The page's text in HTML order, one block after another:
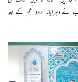
نے دہرایا۔ اردو نظم کے بعد